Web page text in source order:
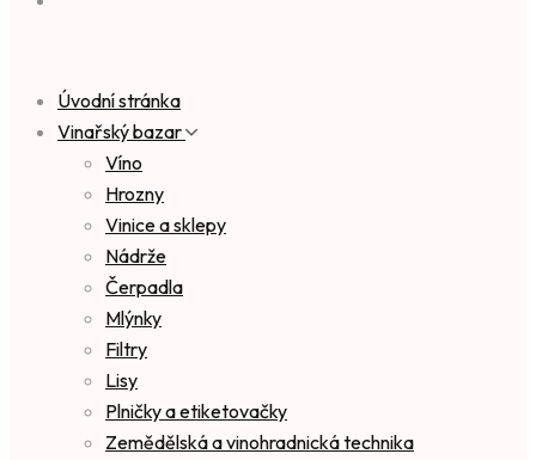
Úvodní stránka
Vinařský bazar
Víno
Hrozny
Vinice a sklepy
Nádrže
Čerpadla
Mlýnky
Filtry
Lisy
Plničky a etiketovačky
Zemědělská a vinohradnická technika